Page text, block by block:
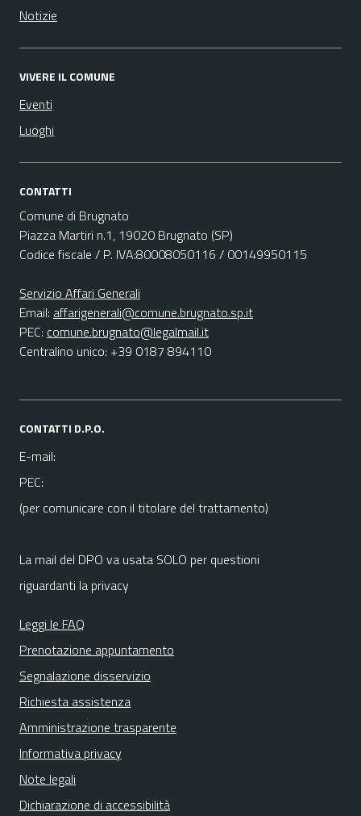
Notizie
VIVERE IL COMUNE
Eventi
Luoghi
CONTATTI
Comune di Brugnato
Piazza Martiri n.1, 19020 Brugnato (SP)
Codice fiscale / P. IVA:80008050116 / 00149950115
Servizio Affari Generali
Email: affarigenerali@comune.brugnato.sp.it
PEC: comune.brugnato@legalmail.it
Centralino unico: +39 0187 894110
CONTATTI D.P.O.
E-mail:
PEC:
(per comunicare con il titolare del trattamento)
La mail del DPO va usata SOLO per questioni
riguardanti la privacy
Leggi le FAQ
Prenotazione appuntamento
Segnalazione disservizio
Richiesta assistenza
Amministrazione trasparente
Informativa privacy
Note legali
Dichiarazione di accessibilità